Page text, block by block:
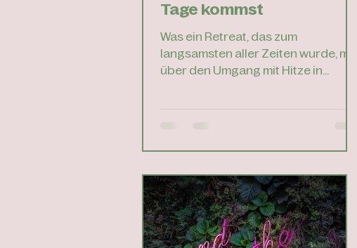
Tage kommst
Was ein Retreat, das zum
langsamsten aller Zeiten wurde, mir
über den Umgang mit Hitze in
1: Trinken, aber richtig Tipp 2: Deinen
Tag der Hitze anpassen Tipp 3:
Kühlung von innen und außen Tipp
4: Leichtigkeit auf dem Teller Tipp 5:
Die Erlaubnis zur Langsamkeit Tipp
6: Atem als innere Klimaanlage Fazit: